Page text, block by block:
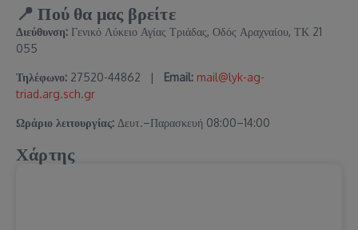
📍 Πού θα μας βρείτε
Διεύθυνση: Γενικό Λύκειο Αγίας Τριάδας, Οδός Αραχναίου, ΤΚ 21
055
Τηλέφωνο: 27520-44862 | Email: mail@lyk-ag-
triad.arg.sch.gr
Ωράριο λειτουργίας: Δευτ.–Παρασκευή 08:00–14:00
Χάρτης